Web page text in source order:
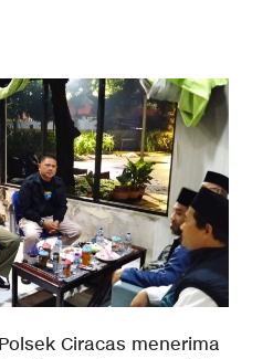
Ciracas menerima